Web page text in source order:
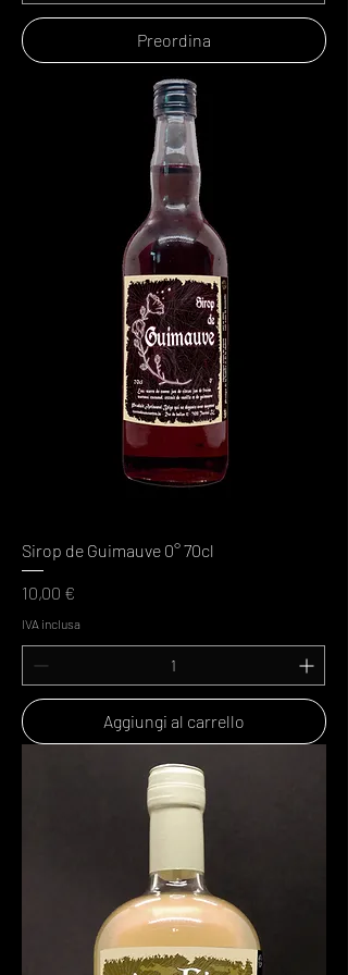
Preordina
Sirop de Guimauve 0° 70cl
Prezzo
10,00 €
IVA inclusa
Aggiungi al carrello